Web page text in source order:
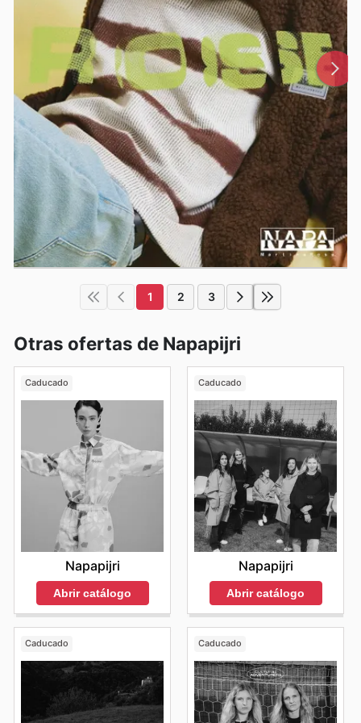
1 2 3
Otras ofertas de Napapijri
Caducado
Napapijri
Abrir catálogo
Caducado
Napapijri
Abrir catálogo
Caducado Caducado